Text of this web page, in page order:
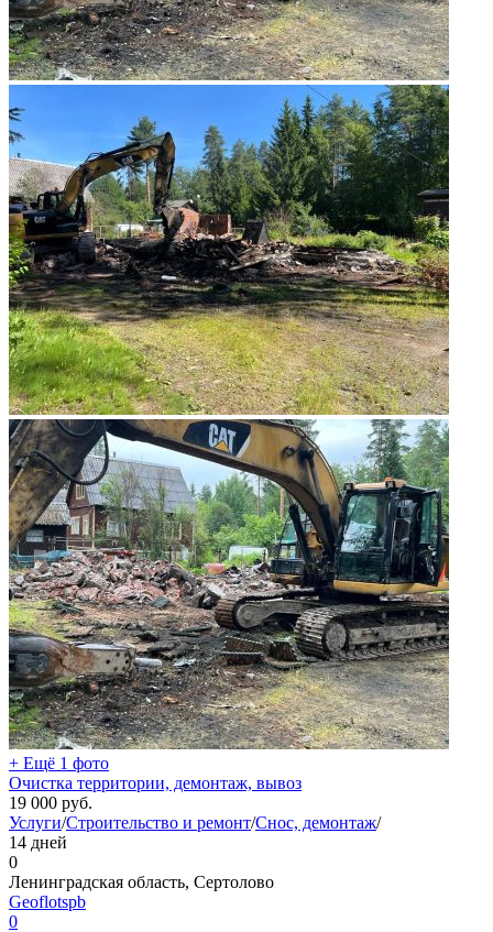
+ Ещё 1 фото
Очистка территории, демонтаж, вывоз
19 000 руб.
Услуги/Строительство и ремонт/Снос, демонтаж/
14 дней
0
Ленинградская область, Сертолово
Geoflotspb
0